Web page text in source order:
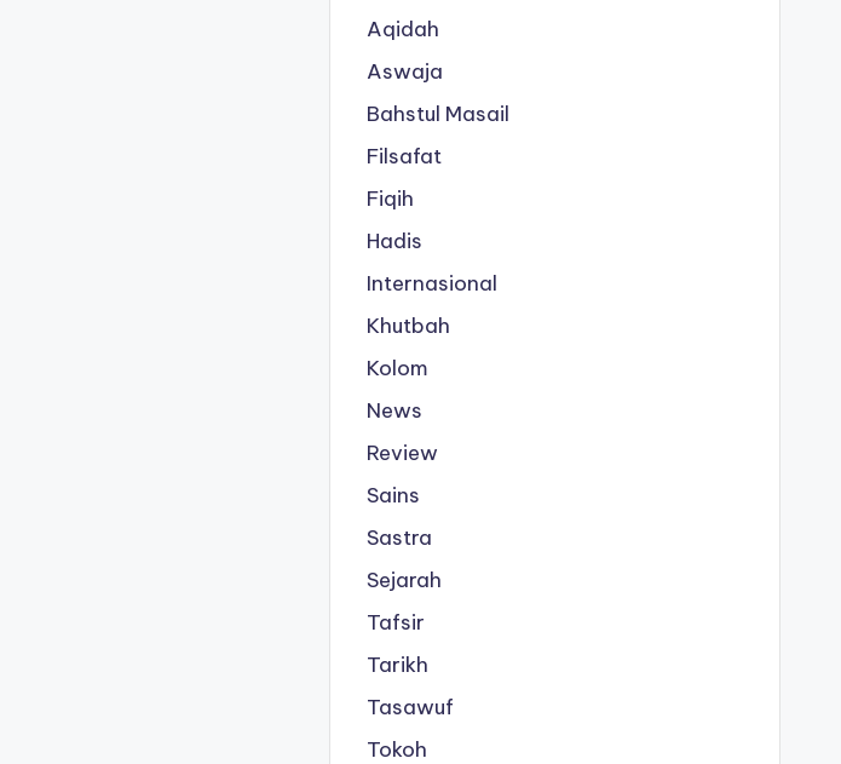
Aqidah
Aswaja
Bahstul Masail
Filsafat
Fiqih
Hadis
Internasional
Khutbah
Kolom
News
Review
Sains
Sastra
Sejarah
Tafsir
Tarikh
Tasawuf
Tokoh